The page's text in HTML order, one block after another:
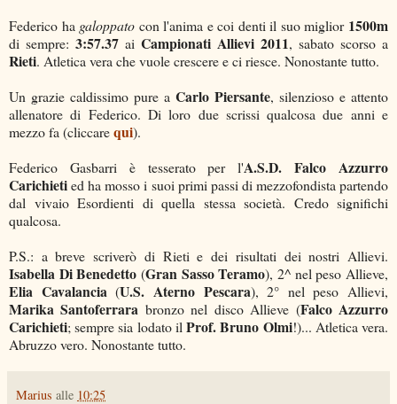
Federico ha galoppato con l'anima e coi denti il suo miglior 1500m
di sempre: 3:57.37 ai Campionati Allievi 2011, sabato scorso a
Rieti. Atletica vera che vuole crescere e ci riesce. Nonostante tutto.
Un grazie caldissimo pure a Carlo Piersante, silenzioso e attento
allenatore di Federico. Di loro due scrissi qualcosa due anni e
mezzo fa (cliccarequi).
Federico Gasbarri è tesserato per l'A.S.D. Falco Azzurro
Carichietied ha mosso i suoi primi passi di mezzofondista partendo
dal vivaio Esordienti di quella stessa società. Credo significhi
qualcosa.
P.S.: a breve scriverò di Rieti e dei risultati dei nostri Allievi.
Isabella Di Benedetto (Gran Sasso Teramo), 2^ nel peso Allieve,
Elia Cavalancia (U.S. Aterno Pescara), 2° nel peso Allievi,
Marika Santoferrara bronzo nel disco Allieve (Falco Azzurro
Carichieti; sempre sia lodato ilProf. Bruno Olmi!)... Atletica vera.
Abruzzo vero. Nonostante tutto.
Marius alle 10:25